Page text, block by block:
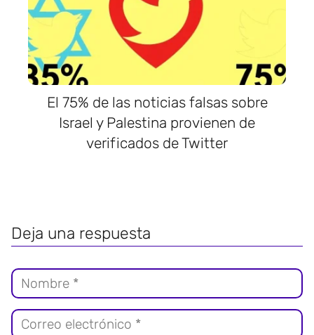
El 75% de las noticias falsas sobre
Israel y Palestina provienen de
verificados de Twitter
Deja una respuesta